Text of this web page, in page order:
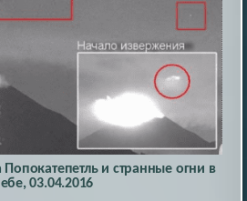
и странные огни в
03.04.2016